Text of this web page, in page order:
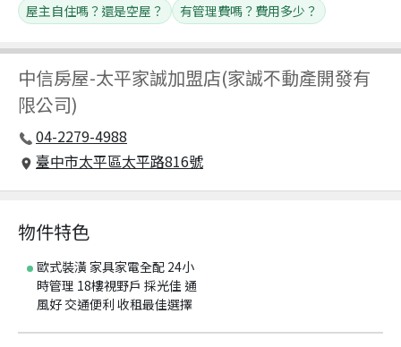
中信房屋-太平家誠加盟店(家誠不動產開發有
限公司)
04-2279-4988
臺中市太平區太平路816號
屋主自住嗎？還是空屋？
有管理費嗎？費用多少？
物件特色
歐式裝潢 家具家電全配 24小
時管理 18樓視野戶 採光佳 通
風好 交通便利 收租最佳選擇